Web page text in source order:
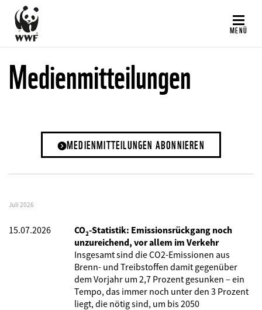
Direkt
zum
Inhalt
MENÜ
Medienmitteilungen
MEDIENMITTEILUNGEN ABONNIEREN
Juli 2026
15.07.2026
CO₂-Statistik: Emissionsrückgang noch
unzureichend, vor allem im Verkehr
Insgesamt sind die CO2-Emissionen aus
Brenn- und Treibstoffen damit gegenüber
dem Vorjahr um 2,7 Prozent gesunken – ein
Tempo, das immer noch unter den 3 Prozent
liegt, die nötig sind, um bis 2050